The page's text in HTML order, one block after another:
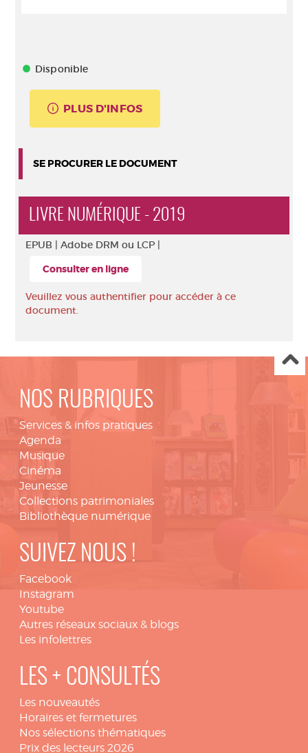
Disponible
PLUS D'INFOS
SE PROCURER LE DOCUMENT
LIVRE NUMÉRIQUE - 2019
EPUB | Adobe DRM ou LCP |
Consulter en ligne
Veuillez vous authentifier pour accéder à ce
document.
NOS RUBRIQUES
Services & infos pratiques
Agenda
Musique
Cinéma
Jeunesse
Collections patrimoniales
Bibliothèque numérique
SUIVEZ NOUS !
Facebook
Instagram
Youtube
Autres réseaux sociaux & blogs
Les infolettres
LES + CONSULTÉS
Les nouveautés
Horaires et fermetures
Nos sélections thématiques
Prix des lecteurs 2026